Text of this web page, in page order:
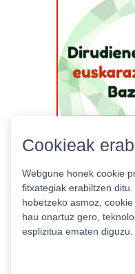
Cookieak
Webgune honek cookie
fitxategiak erabiltzen
hobetzeko asmoz,
hau onartuz gero,
esplizitua ematen diguzu.